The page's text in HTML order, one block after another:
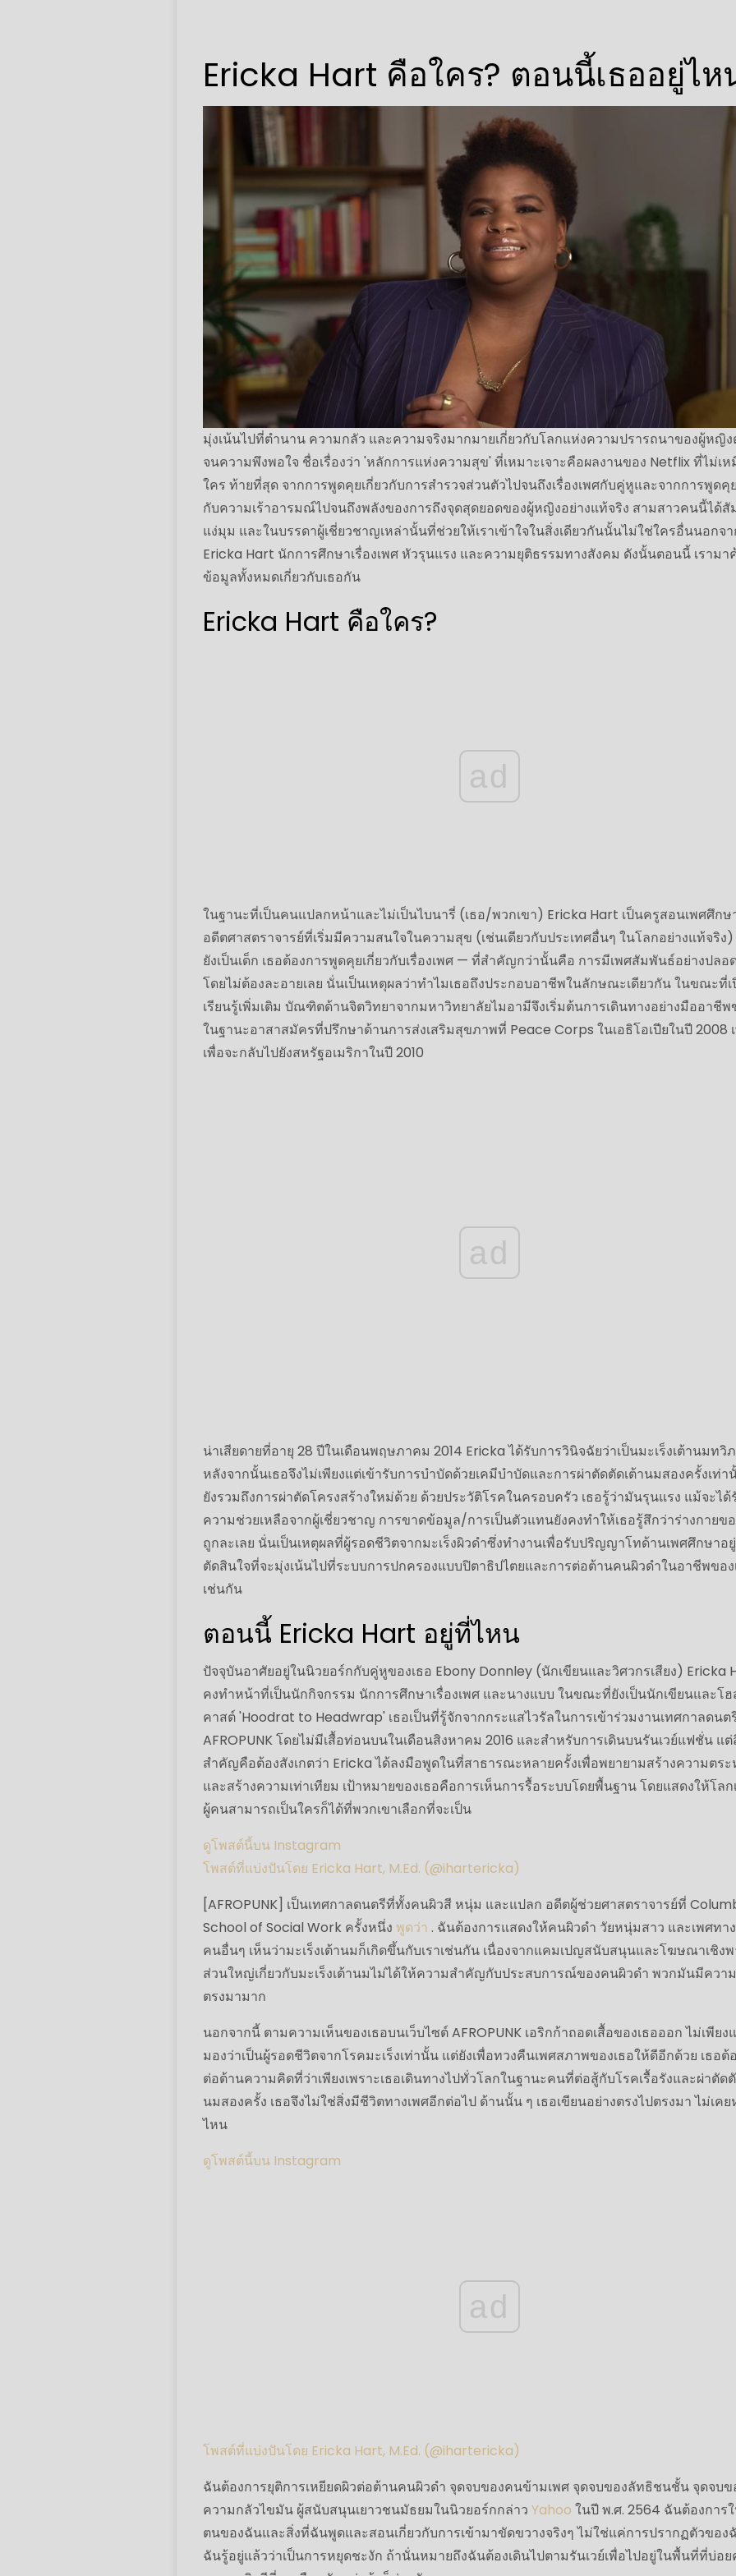
Ericka Hart คือใคร? ตอนนี้เธออยู่ไห
มุ่งเน้นไปที่ตำนาน ความกลัว และความจริงมากมายเกี่ยวกับโลกแห่งความปรารถนาของผู้หญิ
จนความพึงพอใจ ชื่อเรื่องว่า 'หลักการแห่งความสุข' ที่เหมาะเจาะคือผลงานของ Netflix ที่ไม่เ
ใคร ท้ายที่สุด จากการพูดคุยเกี่ยวกับการสำรวจส่วนตัวไปจนถึงเรื่องเพศกับคู่หูและจากการพูดคุ
กับความเร้าอารมณ์ไปจนถึงพลังของการถึงจุดสุดยอดของผู้หญิงอย่างแท้จริง สามสาวคนนี้ได้
แง่มุม และในบรรดาผู้เชี่ยวชาญเหล่านั้นที่ช่วยให้เราเข้าใจในสิ่งเดียวกันนั้นไม่ใช่ใครอื่นนอกจ
Ericka Hart นักการศึกษาเรื่องเพศ หัวรุนแรง และความยุติธรรมทางสังคม ดังนั้นตอนนี้ เราม
ข้อมูลทั้งหมดเกี่ยวกับเธอกัน
Ericka Hart คือใคร?
ad
ในฐานะที่เป็นคนแปลกหน้าและไม่เป็นไบนารี่ (เธอ/พวกเขา) Ericka Hart เป็นครูสอนเพศศึกษ
อดีตศาสตราจารย์ที่เริ่มมีความสนใจในความสุข (เช่นเดียวกับประเทศอื่นๆ ในโลกอย่างแท้จริง
ยังเป็นเด็ก เธอต้องการพูดคุยเกี่ยวกับเรื่องเพศ — ที่สำคัญกว่านั้นคือ การมีเพศสัมพันธ์อย่างปล
โดยไม่ต้องละอายเลย นั่นเป็นเหตุผลว่าทำไมเธอถึงประกอบอาชีพในลักษณะเดียวกัน ในขณะที่เ
เรียนรู้เพิ่มเติม บัณฑิตด้านจิตวิทยาจากมหาวิทยาลัยไมอามีจึงเริ่มต้นการเดินทางอย่างมืออาชีพ
ในฐานะอาสาสมัครที่ปรึกษาด้านการส่งเสริมสุขภาพที่ Peace Corps ในเอธิโอเปียในปี 2008
เพื่อจะกลับไปยังสหรัฐอเมริกาในปี 2010
ad
น่าเสียดายที่อายุ 28 ปีในเดือนพฤษภาคม 2014 Ericka ได้รับการวินิจฉัยว่าเป็นมะเร็งเต้านมทวิ
หลังจากนั้นเธอจึงไม่เพียงแต่เข้ารับการบำบัดด้วยเคมีบำบัดและการผ่าตัดตัดเต้านมสองครั้งเท่า
ยังรวมถึงการผ่าตัดโครงสร้างใหม่ด้วย ด้วยประวัติโรคในครอบครัว เธอรู้ว่ามันรุนแรง แม้จะได้
ความช่วยเหลือจากผู้เชี่ยวชาญ การขาดข้อมูล/การเป็นตัวแทนยังคงทำให้เธอรู้สึกว่าร่างกายขอ
ถูกละเลย นั่นเป็นเหตุผลที่ผู้รอดชีวิตจากมะเร็งผิวดำซึ่งทำงานเพื่อรับปริญญาโทด้านเพศศึกษาอ
ตัดสินใจที่จะมุ่งเน้นไปที่ระบบการปกครองแบบปิตาธิปไตยและการต่อต้านคนผิวดำในอาชีพของ
เช่นกัน
ตอนนี้ Ericka Hart อยู่ที่ไหน
ปัจจุบันอาศัยอยู่ในนิวยอร์กกับคู่หูของเธอ Ebony Donnley (นักเขียนและวิศวกรเสียง) Ericka
คงทำหน้าที่เป็นนักกิจกรรม นักการศึกษาเรื่องเพศ และนางแบบ ในขณะที่ยังเป็นนักเขียนและโ
คาสต์ 'Hoodrat to Headwrap' เธอเป็นที่รู้จักจากกระแสไวรัลในการเข้าร่วมงานเทศกาลดนต
AFROPUNK โดยไม่มีเสื้อท่อนบนในเดือนสิงหาคม 2016 และสำหรับการเดินบนรันเวย์แฟชั่น แต่
สำคัญคือต้องสังเกตว่า Ericka ได้ลงมือพูดในที่สาธารณะหลายครั้งเพื่อพยายามสร้างความตร
และสร้างความเท่าเทียม เป้าหมายของเธอคือการเห็นการรื้อระบบโดยพื้นฐาน โดยแสดงให้โล
ผู้คนสามารถเป็นใครก็ได้ที่พวกเขาเลือกที่จะเป็น
ดูโพสต์นี้บน Instagram
โพสต์ที่แบ่งปันโดย Ericka Hart, M.Ed. (@ihartericka)
[AFROPUNK] เป็นเทศกาลดนตรีที่ทั้งคนผิวสี หนุ่ม และแปลก อดีตผู้ช่วยศาสตราจารย์ที่
School of Social Work ครั้งหนึ่งพูดว่า . ฉันต้องการแสดงให้คนผิวดำ วัยหนุ่มสาว และเพศทา
คนอื่นๆ เห็นว่ามะเร็งเต้านมก็เกิดขึ้นกับเราเช่นกัน เนื่องจากแคมเปญสนับสนุนและโฆษณาเชิง
ส่วนใหญ่เกี่ยวกับมะเร็งเต้านมไม่ได้ให้ความสำคัญกับประสบการณ์ของคนผิวดำ พวกมันมีควา
ตรงมามาก
นอกจากนี้ ตามความเห็นของเธอบนเว็บไซต์ AFROPUNK เอริกก้าถอดเสื้อของเธอออก ไม่เพียง
มองว่าเป็นผู้รอดชีวิตจากโรคมะเร็งเท่านั้น แต่ยังเพื่อทวงคืนเพศสภาพของเธอให้ดีอีกด้วย เธอต้
ต่อต้านความคิดที่ว่าเพียงเพราะเธอเดินทางไปทั่วโลกในฐานะคนที่ต่อสู้กับโรคเรื้อรังและผ่าตัด
นมสองครั้ง เธอจึงไม่ใช่สิ่งมีชีวิตทางเพศอีกต่อไป ด้านนั้น ๆ เธอเขียนอย่างตรงไปตรงมา ไม่เคย
ไหน
ดูโพสต์นี้บน Instagram
ad
โพสต์ที่แบ่งปันโดย Ericka Hart, M.Ed. (@ihartericka)
ฉันต้องการยุติการเหยียดผิวต่อต้านคนผิวดำ จุดจบของคนข้ามเพศ จุดจบของลัทธิชนชั้น จุดจบข
ความกลัวไขมัน ผู้สนับสนุนเยาวชนมัธยมในนิวยอร์กกล่าวYahoo ในปี พ.ศ. 2564 ฉันต้องการ
ตนของฉันและสิ่งที่ฉันพูดและสอนเกี่ยวกับการเข้ามาขัดขวางจริงๆ ไม่ใช่แค่การปรากฏตัวของ
ฉันรู้อยู่แล้วว่าเป็นการหยุดชะงัก ถ้านั่นหมายถึงฉันต้องเดินไปตามรันเวย์เพื่อไปอยู่ในพื้นที่ที่บ่อย